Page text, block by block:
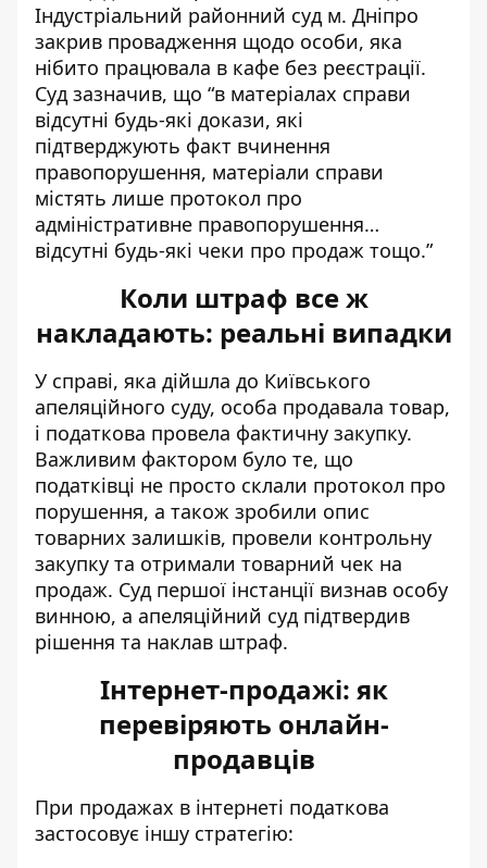
Індустріальний районний суд м. Дніпро
закрив провадження щодо особи, яка
нібито працювала в кафе без реєстрації.
Суд зазначив, що “в матеріалах справи
відсутні будь-які докази, які
підтверджують факт вчинення
правопорушення, матеріали справи
містять лише протокол про
адміністративне правопорушення…
відсутні будь-які чеки про продаж тощо.”
Коли штраф все ж
накладають: реальні випадки
У справі, яка дійшла до Київського
апеляційного суду, особа продавала товар,
і податкова провела фактичну закупку.
Важливим фактором було те, що
податківці не просто склали протокол про
порушення, а також зробили опис
товарних залишків, провели контрольну
закупку та отримали товарний чек на
продаж. Суд першої інстанції визнав особу
винною, а апеляційний суд підтвердив
рішення та наклав штраф.
Інтернет-продажі: як
перевіряють онлайн-
продавців
При продажах в інтернеті податкова
застосовує іншу стратегію: